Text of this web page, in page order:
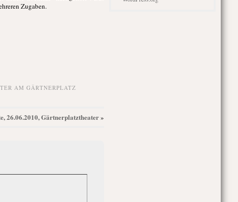
Zugaben.
AM GÄRTNERPLATZ
26.06.2010, Gärtnerplatztheater»